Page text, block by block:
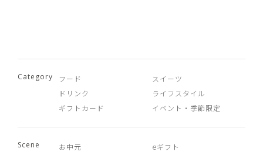
Category フード
スイーツ
ドリンク
ライフスタイル
ギフトカード
イベント・季節限定
Scene お中元
eギフト